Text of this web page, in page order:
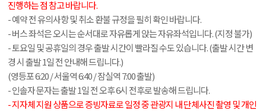
진행하는 점 참고 바랍니다.
- 예약 전 유의사항 및 취소 환불 규정을 필히 확인 바랍니다.
- 버스 좌석은 오시는 순서대로 자유롭게 앉는 자유좌석입니다. (지정 불가)
- 토요일 및 공휴일의 경우 출발 시간이 빨라질 수도 있습니다. (출발 시간 변
경 시 출발 1일 전 안내해 드립니다.)
(영등포 6:20 / 서울역 6:40 / 잠실역 7:00 출발)
- 인솔자 문자는 출발 1일 전 오후 6시 전후로 발송해 드립니다.
- 지자체 지원 상품으로 증빙자료로 일정 중 관광지 내 단체사진 촬영 및 개인